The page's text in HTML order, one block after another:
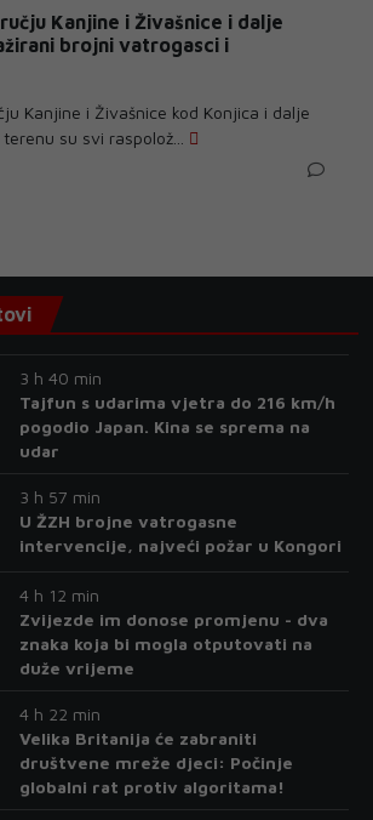
Kanjine i Živašnice i dalje
brojni vatrogasci i
Kanjine i Živašnice kod Konjica i dalje
su svi raspolož...
3 h 40 min
Tajfun s udarima vjetra do 216 km/h
pogodio Japan. Kina se sprema na
udar
3 h 57 min
U ŽZH brojne vatrogasne
intervencije, najveći požar u Kongori
4 h 12 min
Zvijezde im donose promjenu - dva
znaka koja bi mogla otputovati na
duže vrijeme
4 h 22 min
Velika Britanija će zabraniti
društvene mreže djeci: Počinje
globalni rat protiv algoritama!